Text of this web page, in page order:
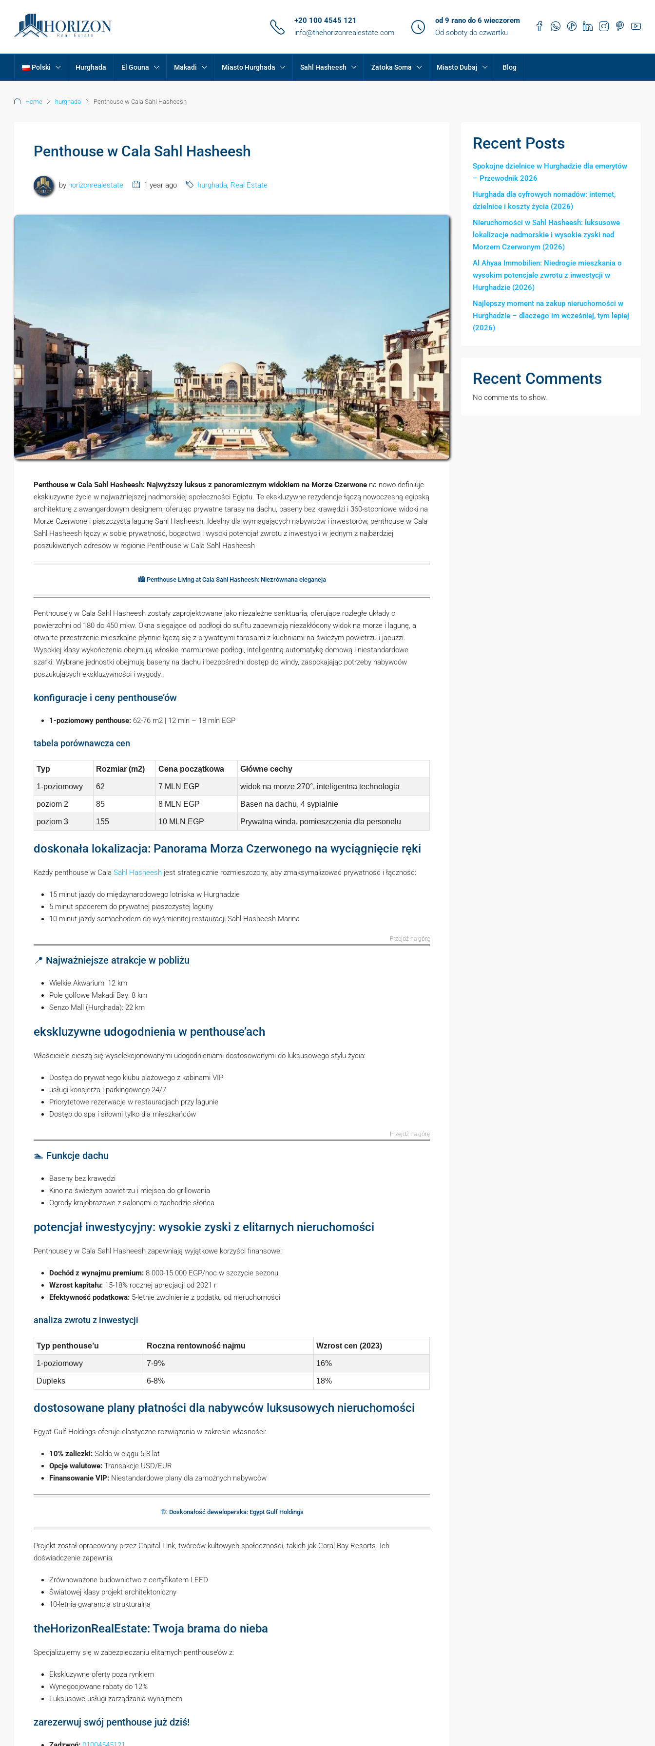
+20 100 4545 121
info@thehorizonrealestate.com
od 9 rano do 6 wieczorem
Od soboty do czwartku
Polski Hurghada El Gouna Makadi Miasto Hurghada Sahl Hasheesh Zatoka Soma Miasto Dubaj Blog
Home hurghada Penthouse w Cala Sahl Hasheesh
Penthouse w Cala Sahl Hasheesh
by horizonrealestate 1 year ago hurghada, Real Estate
Penthouse w Cala Sahl Hasheesh: Najwyższy luksus z panoramicznym widokiem na Morze Czerwone na nowo definiuje
ekskluzywne życie w najważniejszej nadmorskiej społeczności Egiptu. Te ekskluzywne rezydencje łączą nowoczesną egipską
architekturę z awangardowym designem, oferując prywatne tarasy na dachu, baseny bez krawędzi i 360-stopniowe widoki na
Morze Czerwone i piaszczystą lagunę Sahl Hasheesh. Idealny dla wymagających nabywców i inwestorów, penthouse w Cala
Sahl Hasheesh łączy w sobie prywatność, bogactwo i wysoki potencjał zwrotu z inwestycji w jednym z najbardziej
poszukiwanych adresów w regionie.Penthouse w Cala Sahl Hasheesh
🏙️ Penthouse Living at Cala Sahl Hasheesh: Niezrównana elegancja
Penthouse’y w Cala Sahl Hasheesh zostały zaprojektowane jako niezależne sanktuaria, oferujące rozległe układy o
powierzchni od 180 do 450 mkw. Okna sięgające od podłogi do sufitu zapewniają niezakłócony widok na morze i lagunę, a
otwarte przestrzenie mieszkalne płynnie łączą się z prywatnymi tarasami z kuchniami na świeżym powietrzu i jacuzzi.
Wysokiej klasy wykończenia obejmują włoskie marmurowe podłogi, inteligentną automatykę domową i niestandardowe
szafki. Wybrane jednostki obejmują baseny na dachu i bezpośredni dostęp do windy, zaspokajając potrzeby nabywców
poszukujących ekskluzywności i wygody.
konfiguracje i ceny penthouse’ów
1-poziomowy penthouse: 62-76 m2 | 12 mln – 18 mln EGP
tabela porównawcza cen
Typ Rozmiar (m2) Cena początkowa Główne cechy
1-poziomowy 62 7 MLN EGP widok na morze 270°, inteligentna technologia
poziom 2 85 8 MLN EGP Basen na dachu, 4 sypialnie
poziom 3 155 10 MLN EGP Prywatna winda, pomieszczenia dla personelu
doskonała lokalizacja: Panorama Morza Czerwonego na wyciągnięcie ręki
Każdy penthouse w Cala Sahl Hasheesh jest strategicznie rozmieszczony, aby zmaksymalizować prywatność i łączność:
15 minut jazdy do międzynarodowego lotniska w Hurghadzie
5 minut spacerem do prywatnej piaszczystej laguny
10 minut jazdy samochodem do wyśmienitej restauracji Sahl Hasheesh Marina
Przejdź na górę
📍 Najważniejsze atrakcje w pobliżu
Wielkie Akwarium: 12 km
Pole golfowe Makadi Bay: 8 km
Senzo Mall (Hurghada): 22 km
ekskluzywne udogodnienia w penthouse’ach
Właściciele cieszą się wyselekcjonowanymi udogodnieniami dostosowanymi do luksusowego stylu życia:
Dostęp do prywatnego klubu plażowego z kabinami VIP
usługi konsjerża i parkingowego 24/7
Priorytetowe rezerwacje w restauracjach przy lagunie
Dostęp do spa i siłowni tylko dla mieszkańców
Przejdź na górę
🏊 Funkcje dachu
Baseny bez krawędzi
Kino na świeżym powietrzu i miejsca do grillowania
Ogrody krajobrazowe z salonami o zachodzie słońca
potencjał inwestycyjny: wysokie zyski z elitarnych nieruchomości
Penthouse’y w Cala Sahl Hasheesh zapewniają wyjątkowe korzyści finansowe:
Dochód z wynajmu premium: 8 000-15 000 EGP/noc w szczycie sezonu
Wzrost kapitału: 15-18% rocznej aprecjacji od 2021 r
Efektywność podatkowa: 5-letnie zwolnienie z podatku od nieruchomości
analiza zwrotu z inwestycji
Typ penthouse’u Roczna rentowność najmu Wzrost cen (2023)
1-poziomowy 7-9% 16%
Dupleks 6-8% 18%
dostosowane plany płatności dla nabywców luksusowych nieruchomości
Egypt Gulf Holdings oferuje elastyczne rozwiązania w zakresie własności:
10% zaliczki: Saldo w ciągu 5-8 lat
Opcje walutowe: Transakcje USD/EUR
Finansowanie VIP: Niestandardowe plany dla zamożnych nabywców
🏗️ Doskonałość deweloperska: Egypt Gulf Holdings
Projekt został opracowany przez Capital Link, twórców kultowych społeczności, takich jak Coral Bay Resorts. Ich
doświadczenie zapewnia:
Zrównoważone budownictwo z certyfikatem LEED
Światowej klasy projekt architektoniczny
10-letnia gwarancja strukturalna
theHorizonRealEstate: Twoja brama do nieba
Specjalizujemy się w zabezpieczaniu elitarnych penthouse’ów z:
Ekskluzywne oferty poza rynkiem
Wynegocjowane rabaty do 12%
Luksusowe usługi zarządzania wynajmem
zarezerwuj swój penthouse już dziś!
Recent Posts
Spokojne dzielnice w Hurghadzie dla emerytów
– Przewodnik 2026
Hurghada dla cyfrowych nomadów: internet,
dzielnice i koszty życia (2026)
Nieruchomości w Sahl Hasheesh: luksusowe
lokalizacje nadmorskie i wysokie zyski nad
Morzem Czerwonym (2026)
Al Ahyaa Immobilien: Niedrogie mieszkania o
wysokim potencjale zwrotu z inwestycji w
Hurghadzie (2026)
Najlepszy moment na zakup nieruchomości w
Hurghadzie – dlaczego im wcześniej, tym lepiej
(2026)
Recent Comments
No comments to show.